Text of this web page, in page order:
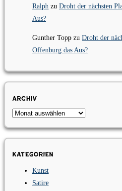
Ralph zu Droht der nächsten
Aus?
Gunther Topp zu Droht der
Offenburg das Aus?
Archiv
Archiv
Kategorien
Kunst
Satire